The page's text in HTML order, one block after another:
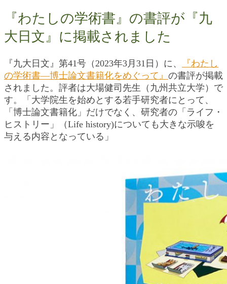
『わたしの学術書』の書評が『九
大日文』に掲載されました
『九大日文』第41号（2023年3月31日）に、
『わたし
の学術書―博士論文書籍化をめぐって』 の書評が掲載
されました。評者は大場健司先生（九州共立大学）で
す。「大学院生を始めとする若手研究者にとって、
「博士論文書籍化」だけでなく、研究者の「ライフ・
ヒストリー」（Life history)についても大きな示唆を
与える内容となっている」